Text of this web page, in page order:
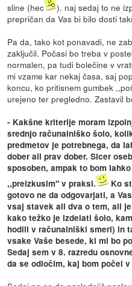
sline (hec
). naj sedaj to ne
prepričan da Vas bi bilo dosti
Pa da, tako kot ponavadi, ne
zaključil. Počasi bo treba v
normalen, pa tudi bolečine v
mi vzame kar nekaj časa, saj
koncu, ko pritisnem gumbek
urejeno ter pregledno. Zastavil
- Kakšne kriterije moram
srednjo računalniško šolo,
predmetov je potrebnega, da
dober ali prav dober. Sicer
sposoben, ampak to bom
,,preizkusim" v praksi.
Ko
gotovo ne da odgovarjati, a
vsaj stavek ali dva o tem, ali
kako težko je izdelati šolo,
hodili v računalniški smeri) in
vsake Vaše besede, ki mi bo
Sedaj sem v 8. razredu
da se odločim, kaj bom počel